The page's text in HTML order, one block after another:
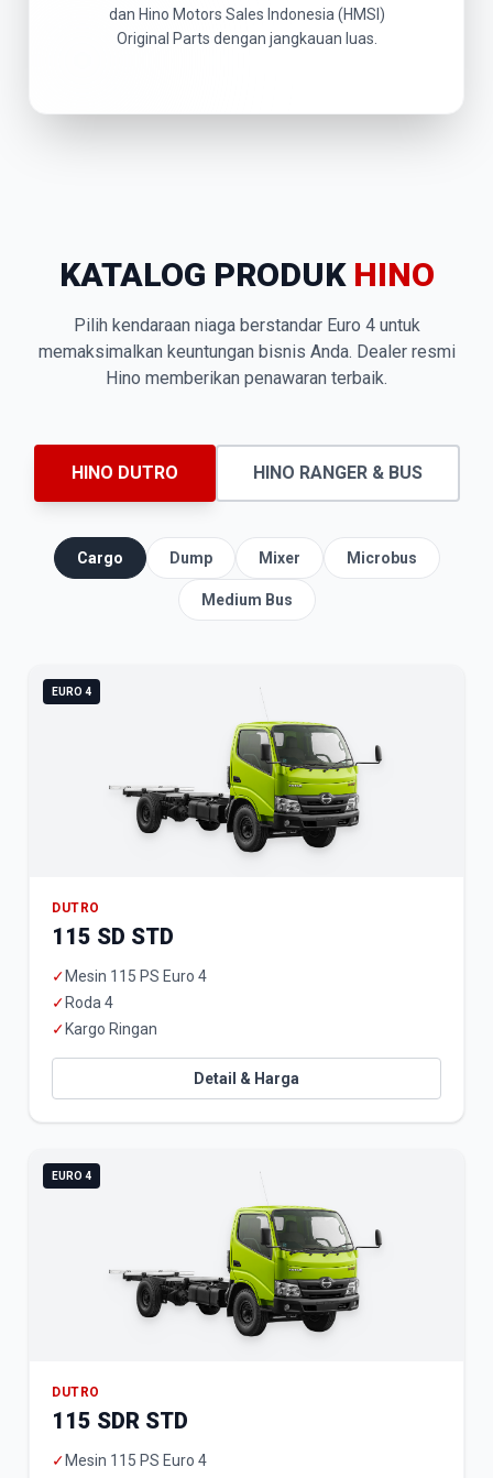
dan Hino Motors Sales Indonesia (HMSI)
Original Parts dengan jangkauan luas.
KATALOG PRODUK HINO
Pilih kendaraan niaga berstandar Euro 4 untuk
memaksimalkan keuntungan bisnis Anda. Dealer resmi
Hino memberikan penawaran terbaik.
HINO DUTRO HINO RANGER & BUS
Cargo Dump Mixer Microbus
Medium Bus
EURO 4
DUTRO
115 SD STD
✓ Mesin 115 PS Euro 4
✓ Roda 4
✓ Kargo Ringan
Detail & Harga
EURO 4
DUTRO
115 SDR STD
✓ Mesin 115 PS Euro 4